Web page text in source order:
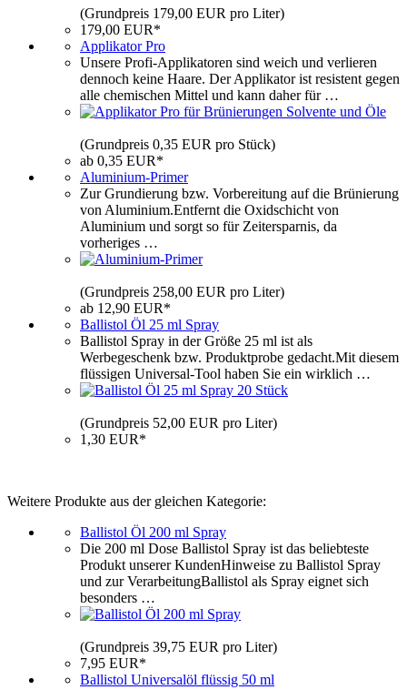
(Grundpreis 179,00 EUR pro Liter)
179,00 EUR*
Applikator Pro
Unsere Profi-Applikatoren sind weich und verlieren
dennoch keine Haare. Der Applikator ist resistent gegen
alle chemischen Mittel und kann daher für …
(Grundpreis 0,35 EUR pro Stück)
ab 0,35 EUR*
Aluminium-Primer
Zur Grundierung bzw. Vorbereitung auf die Brünierung
von Aluminium.Entfernt die Oxidschicht von
Aluminium und sorgt so für Zeitersparnis, da
vorheriges …
(Grundpreis 258,00 EUR pro Liter)
ab 12,90 EUR*
Ballistol Öl 25 ml Spray
Ballistol Spray in der Größe 25 ml ist als
Werbegeschenk bzw. Produktprobe gedacht.Mit diesem
flüssigen Universal-Tool haben Sie ein wirklich …
(Grundpreis 52,00 EUR pro Liter)
1,30 EUR*
Weitere Produkte aus der gleichen Kategorie:
Ballistol Öl 200 ml Spray
Die 200 ml Dose Ballistol Spray ist das beliebteste
Produkt unserer KundenHinweise zu Ballistol Spray
und zur VerarbeitungBallistol als Spray eignet sich
besonders …
(Grundpreis 39,75 EUR pro Liter)
7,95 EUR*
Ballistol Universalöl flüssig 50 ml